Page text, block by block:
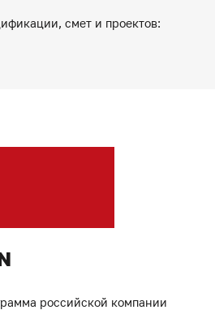
смет и проектов:
российской компании